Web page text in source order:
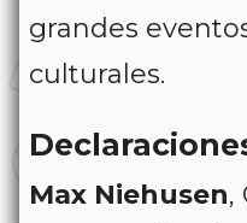
grandes
culturales.
Max Niehusen,